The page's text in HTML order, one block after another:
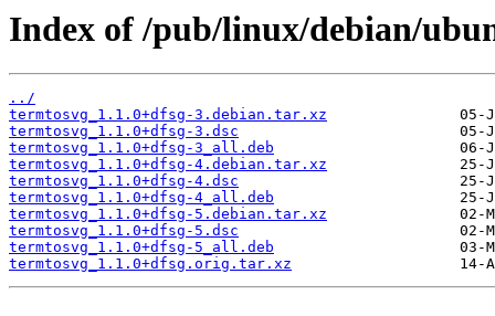
Index of /pub/linux/debian/
../
termtosvg_1.1.0+dfsg-3.debian.tar.xz
termtosvg_1.1.0+dfsg-3.dsc
termtosvg_1.1.0+dfsg-3_all.deb
termtosvg_1.1.0+dfsg-4.debian.tar.xz
termtosvg_1.1.0+dfsg-4.dsc
termtosvg_1.1.0+dfsg-4_all.deb
termtosvg_1.1.0+dfsg-5.debian.tar.xz
termtosvg_1.1.0+dfsg-5.dsc
termtosvg_1.1.0+dfsg-5_all.deb
termtosvg_1.1.0+dfsg.orig.tar.xz